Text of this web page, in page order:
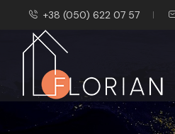
+38 (050) 622 07 57